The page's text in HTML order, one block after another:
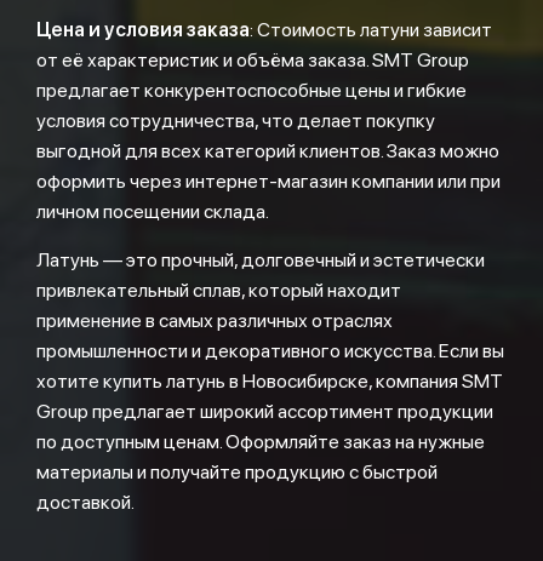
Цена и условия заказа: Стоимость латуни зависит
от её характеристик и объёма заказа. SMT Group
предлагает конкурентоспособные цены и гибкие
условия сотрудничества, что делает покупку
выгодной для всех категорий клиентов. Заказ можно
оформить через интернет-магазин компании или при
личном посещении склада.
Латунь — это прочный, долговечный и эстетически
привлекательный сплав, который находит
применение в самых различных отраслях
промышленности и декоративного искусства. Если вы
хотите купить латунь в Новосибирске, компания SMT
Group предлагает широкий ассортимент продукции
по доступным ценам. Оформляйте заказ на нужные
материалы и получайте продукцию с быстрой
доставкой.